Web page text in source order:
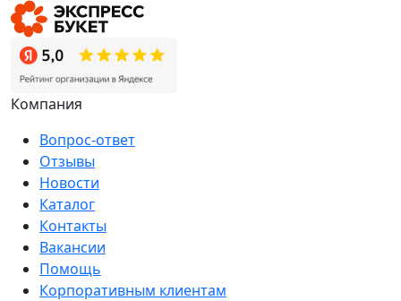
Компания
Вопрос-ответ
Отзывы
Новости
Каталог
Контакты
Вакансии
Помощь
Корпоративным клиентам